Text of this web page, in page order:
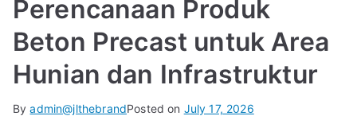
Perencanaan Produk
Beton Precast untuk Area
Hunian dan Infrastruktur
Byadmin@jlthebrandPosted on July 17, 2026